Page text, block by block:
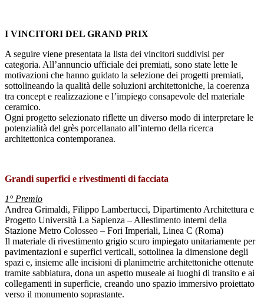
I VINCITORI DEL GRAND PRIX
A seguire viene presentata la lista dei vincitori suddivisi per
categoria. All’annuncio ufficiale dei premiati, sono state lette le
motivazioni che hanno guidato la selezione dei progetti premiati,
sottolineando la qualità delle soluzioni architettoniche, la coerenza
tra concept e realizzazione e l’impiego consapevole del materiale
ceramico.
Ogni progetto selezionato riflette un diverso modo di interpretare le
potenzialità del grès porcellanato all’interno della ricerca
architettonica contemporanea.
Grandi superfici e rivestimenti di facciata
1° Premio
Andrea Grimaldi, Filippo Lambertucci, Dipartimento Architettura e
Progetto Università La Sapienza – Allestimento interni della
Stazione Metro Colosseo – Fori Imperiali, Linea C (Roma)
Il materiale di rivestimento grigio scuro impiegato unitariamente per
pavimentazioni e superfici verticali, sottolinea la dimensione degli
spazi e, insieme alle incisioni di planimetrie architettoniche ottenute
tramite sabbiatura, dona un aspetto museale ai luoghi di transito e ai
collegamenti in superficie, creando uno spazio immersivo proiettato
verso il monumento soprastante.